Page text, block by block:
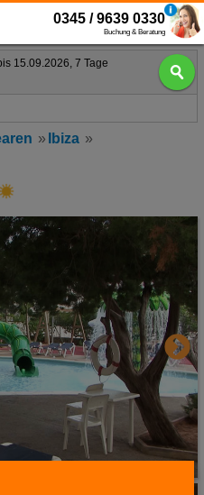
0345 / 9639 0330
Buchung & Beratung
15.09.2026, 7 Tage
Ibiza